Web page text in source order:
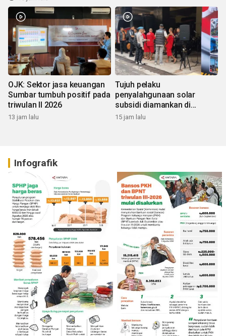
OJK: Sektor jasa keuangan
Sumbar tumbuh positif pada
triwulan II 2026
13 jam lalu
Tujuh pelaku
penyalahgunaan solar
subsidi diamankan di
Sumbar
15 jam lalu
Infografik